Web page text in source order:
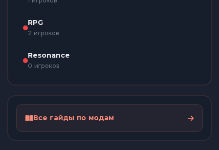
RPG
2 игроков
Resonance
0 игроков
Все гайды по модам